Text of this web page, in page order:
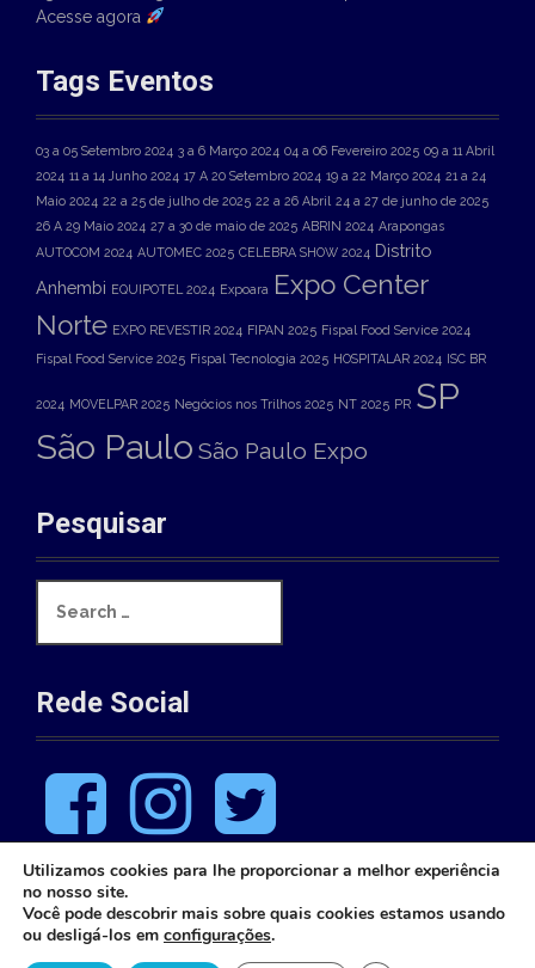
Acesse agora
Tags Eventos
03 a 05 Setembro 2024 3 a 6 Março 2024 04 a 06 Fevereiro 2025 09 a 11 Abril
2024 11 a 14 Junho 2024 17 A 20 Setembro 2024 19 a 22 Março 2024 21 a 24
Maio 2024 22 a 25 de julho de 2025 22 a 26 Abril 24 a 27 de junho de 2025
26 A 29 Maio 2024 27 a 30 de maio de 2025 ABRIN 2024 Arapongas
AUTOCOM 2024 AUTOMEC 2025 CELEBRA SHOW 2024 Distrito
Anhembi EQUIPOTEL 2024 Expoara Expo Center
Norte EXPO REVESTIR 2024 FIPAN 2025 Fispal Food Service 2024
Fispal Food Service 2025 Fispal Tecnologia 2025 HOSPITALAR 2024 ISC BR
2024 MOVELPAR 2025 Negócios nos Trilhos 2025 NT 2025 PR SP
São Paulo São Paulo Expo
Pesquisar
a
c
h
f
Rede Social
F
c
b
o
o
a
r
T
i
t
Utilizamos cookies para lhe proporcionar a melhor experiência
no nosso site.
Você pode descobrir mais sobre quais cookies estamos usando
ou desligá-los em configurações.